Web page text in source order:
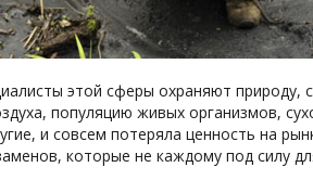
этой сферы охраняют природу,
популяцию живых организмов,
и совсем потеряла ценность на
которые не каждому под силу